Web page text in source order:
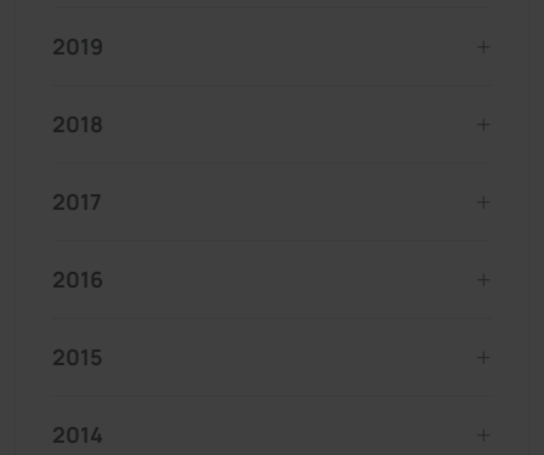
2019
2018
2017
2016
2015
2014